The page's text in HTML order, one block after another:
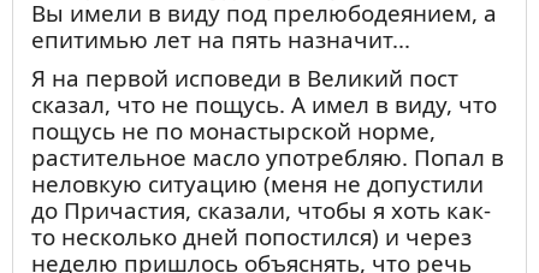
Вы имели в виду под прелюбодеянием, а
епитимью лет на пять назначит...
Я на первой исповеди в Великий пост
сказал, что не пощусь. А имел в виду, что
пощусь не по монастырской норме,
растительное масло употребляю. Попал в
неловкую ситуацию (меня не допустили
до Причастия, сказали, чтобы я хоть как-
то несколько дней попостился) и через
неделю пришлось объяснять, что речь